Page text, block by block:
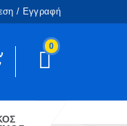
/ Εγγραφή
0